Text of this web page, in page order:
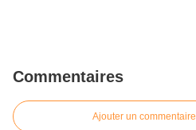
Commentaires
Ajouter un commentaire